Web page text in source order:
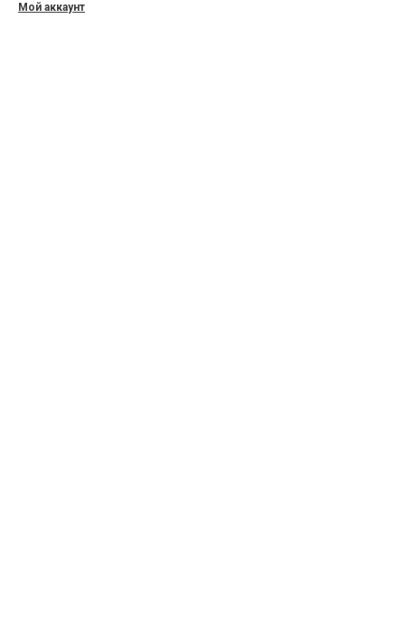
Мой аккаунт